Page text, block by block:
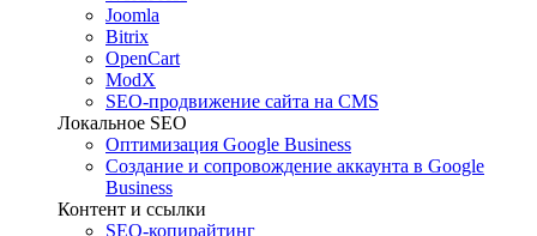
Joomla
Bitrix
OpenCart
ModX
SEO-продвижение сайта на CMS
Локальное SEO
Оптимизация Google Business
Создание и сопровождение аккаунта в Google
Business
Контент и ссылки
SEO-копирайтинг